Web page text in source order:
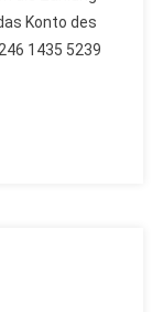
Konto des
1435 5239